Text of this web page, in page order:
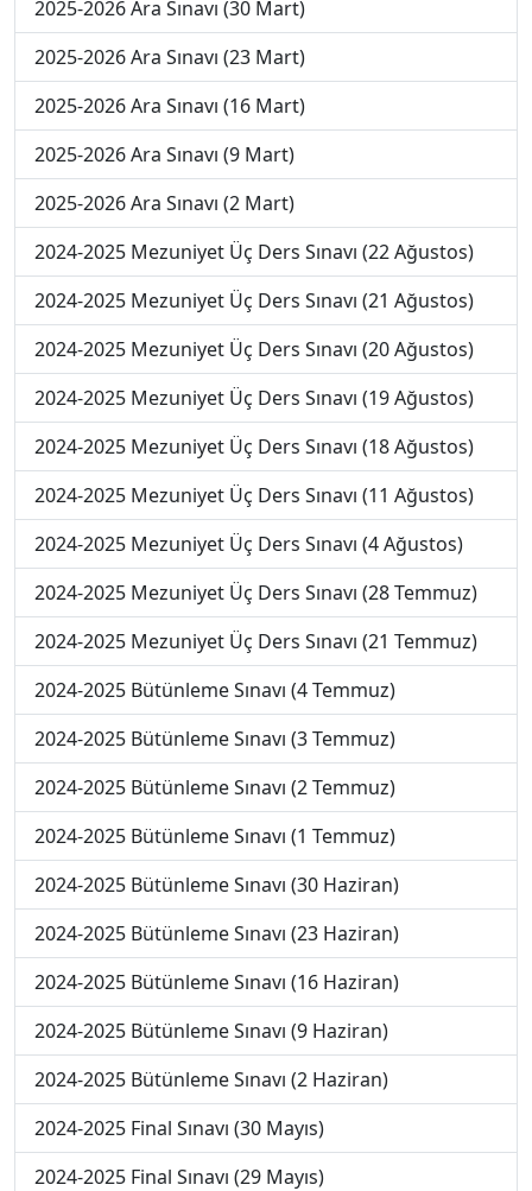
2025-2026 Ara Sınavı (30 Mart)
2025-2026 Ara Sınavı (23 Mart)
2025-2026 Ara Sınavı (16 Mart)
2025-2026 Ara Sınavı (9 Mart)
2025-2026 Ara Sınavı (2 Mart)
2024-2025 Mezuniyet Üç Ders Sınavı (22 Ağustos)
2024-2025 Mezuniyet Üç Ders Sınavı (21 Ağustos)
2024-2025 Mezuniyet Üç Ders Sınavı (20 Ağustos)
2024-2025 Mezuniyet Üç Ders Sınavı (19 Ağustos)
2024-2025 Mezuniyet Üç Ders Sınavı (18 Ağustos)
2024-2025 Mezuniyet Üç Ders Sınavı (11 Ağustos)
2024-2025 Mezuniyet Üç Ders Sınavı (4 Ağustos)
2024-2025 Mezuniyet Üç Ders Sınavı (28 Temmuz)
2024-2025 Mezuniyet Üç Ders Sınavı (21 Temmuz)
2024-2025 Bütünleme Sınavı (4 Temmuz)
2024-2025 Bütünleme Sınavı (3 Temmuz)
2024-2025 Bütünleme Sınavı (2 Temmuz)
2024-2025 Bütünleme Sınavı (1 Temmuz)
2024-2025 Bütünleme Sınavı (30 Haziran)
2024-2025 Bütünleme Sınavı (23 Haziran)
2024-2025 Bütünleme Sınavı (16 Haziran)
2024-2025 Bütünleme Sınavı (9 Haziran)
2024-2025 Bütünleme Sınavı (2 Haziran)
2024-2025 Final Sınavı (30 Mayıs)
2024-2025 Final Sınavı (29 Mayıs)